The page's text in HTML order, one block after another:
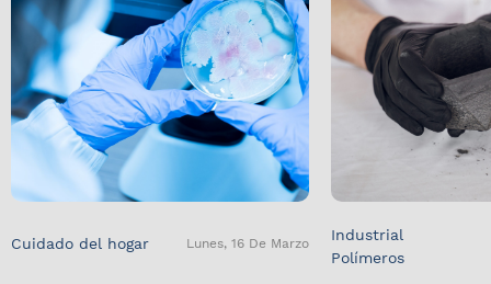
Cuidado del hogar Lunes, 16 De Marzo
Industrial
Polímeros